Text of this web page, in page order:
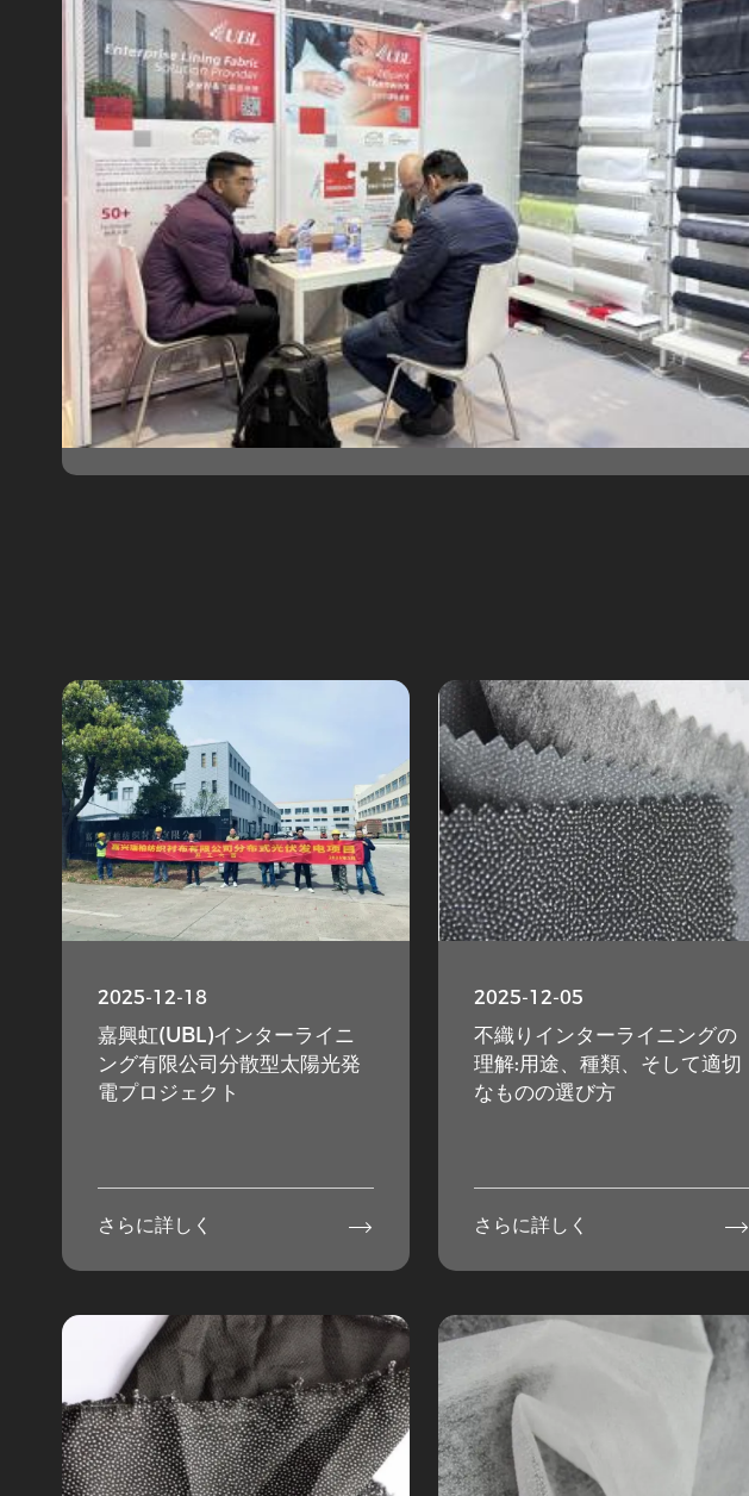
2025-12-18
嘉興虹(UBL)インターライニ
ング有限公司分散型太陽光発
電プロジェクト
さらに詳しく 
2025-12-05
不織りインターライニングの
理解:用途、種類、そして適切
なものの選び方
さらに詳しく 